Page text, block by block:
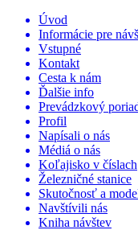
Úvod
Informácie pre
Vstupné
Kontakt
Cesta k nám
Ďalšie info
Prevádzkový
Profil
Napísali o nás
Médiá o nás
Koľajisko v číslach
Železničné stanice
Skutočnosť a
Navštívili nás
Kniha návštev